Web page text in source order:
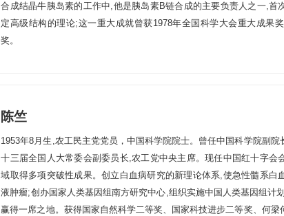
合成结晶牛胰岛素的工作中,他是胰岛素B链合成的主要负责人之一,首
定高级结构的理论;这一重大成就曾获1978年全国科学大会重大成果
奖。
陈竺
1953年8月生,农工民主党党员，中国科学院院士。曾任中国科学院副院
十三届全国人大常委会副委员长,农工党中央主席。现任中国红十字会
域取得多项突破性成果。创立白血病研究的新理论体系,使急性髓系白
液肿瘤;创办国家人类基因组南方研究中心,组织实施中国人类基因组计
赢得一席之地。获得国家自然科学二等奖、国家科技进步二等奖、何梁